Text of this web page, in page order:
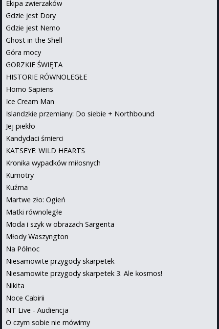
Ekipa zwierzaków
Gdzie jest Dory
Gdzie jest Nemo
Ghost in the Shell
Góra mocy
GORZKIE ŚWIĘTA
HISTORIE RÓWNOLEGŁE
Homo Sapiens
Ice Cream Man
Islandzkie przemiany: Do siebie + Northbound
Jej piekło
Kandydaci śmierci
KATSEYE: WILD HEARTS
Kronika wypadków miłosnych
Kumotry
Kuźma
Martwe zło: Ogień
Matki równoległe
Moda i szyk w obrazach Sargenta
Młody Waszyngton
Na Północ
Niesamowite przygody skarpetek
Niesamowite przygody skarpetek 3. Ale kosmos!
Nikita
Noce Cabirii
NT Live - Audiencja
O czym sobie nie mówimy